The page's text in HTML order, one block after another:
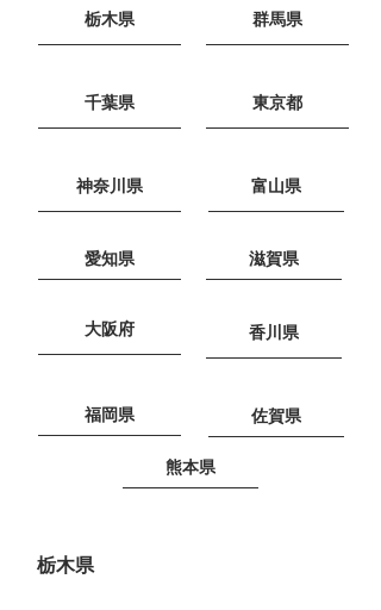
栃木県 群馬県
千葉県 東京都
神奈川県 富山県
愛知県 滋賀県
大阪府 香川県
福岡県 佐賀県
熊本県
栃木県